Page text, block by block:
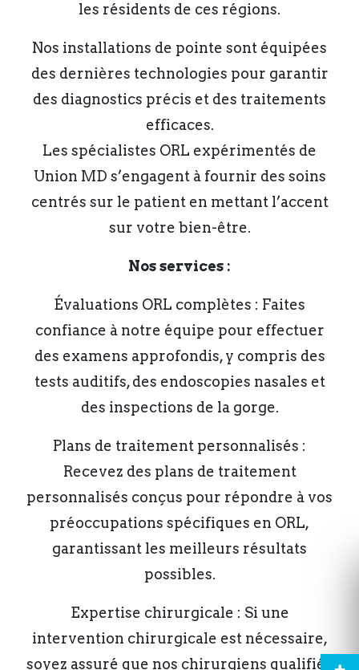
les résidents de ces régions.
Nos installations de pointe sont équipées
des dernières technologies pour garantir
des diagnostics précis et des traitements
efficaces.
Les spécialistes ORL expérimentés de
Union MD s’engagent à fournir des soins
centrés sur le patient en mettant l’accent
sur votre bien-être.
Nos services :
Évaluations ORL complètes : Faites
confiance à notre équipe pour effectuer
des examens approfondis, y compris des
tests auditifs, des endoscopies nasales et
des inspections de la gorge.
Plans de traitement personnalisés :
Recevez des plans de traitement
personnalisés conçus pour répondre à vos
préoccupations spécifiques en ORL,
garantissant les meilleurs résultats
possibles.
Expertise chirurgicale : Si une
intervention chirurgicale est nécessaire,
soyez assuré que nos chirurgiens qualifiés